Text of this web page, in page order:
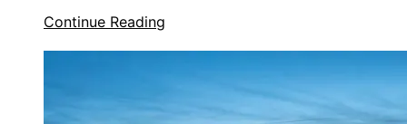
Continue Reading